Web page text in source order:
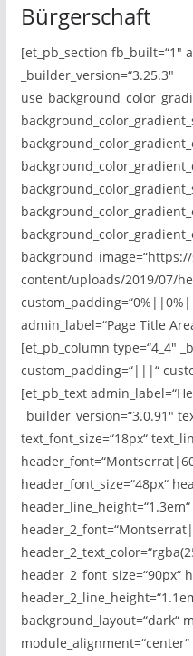
Bürgerschaft
[et_pb_section fb_built=“1″
_builder_version=“3.25.3″
content/uploads/2019/07/
admin_label=“Page Title
[et_pb_column type=“4_4″
custom_padding=“|||“
[et_pb_text
text_font_size=“18px“
header_font_size=“48px“
header_line_height=“1.3em“
header_2_font_size=“90px“
background_layout=“dark“